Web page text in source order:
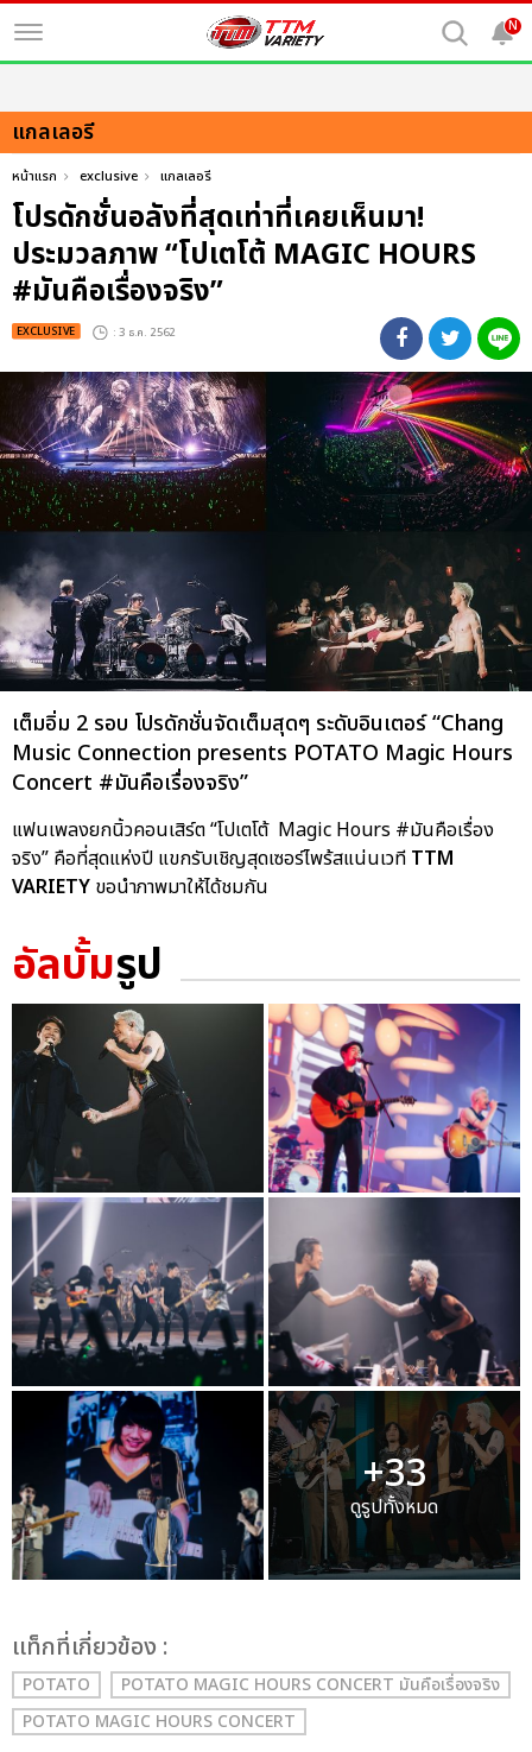
N
แกลเลอรี
หน้าแรก exclusive แกลเลอรี
โปรดักชั่นอลังที่สุดเท่าที่เคยเห็นมา!
ประมวลภาพ “โปเตโต้ MAGIC HOURS
#มันคือเรื่องจริง”
EXCLUSIVE : 3 ธ.ค. 2562
เต็มอิ่ม 2 รอบ โปรดักชั่นจัดเต็มสุดๆ ระดับอินเตอร์ “Chang
Music Connection presents POTATO Magic Hours
Concert #มันคือเรื่องจริง”
แฟนเพลงยกนิ้วคอนเสิร์ต “โปเตโต้ Magic Hours #มันคือเรื่อง
จริง” คือที่สุดแห่งปี แขกรับเชิญสุดเซอร์ไพร้สแน่นเวที TTM
VARIETY ขอนำภาพมาให้ได้ชมกัน
อัลบั้มรูป
+33
ดูรูปทั้งหมด
เเท็กที่เกี่ยวข้อง :
POTATO
POTATO MAGIC HOURS CONCERT มันคือเรื่องจริง
POTATO MAGIC HOURS CONCERT